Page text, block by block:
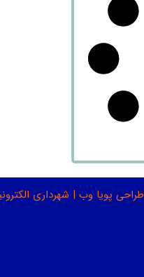
طراحی پویا وب | شهرداری